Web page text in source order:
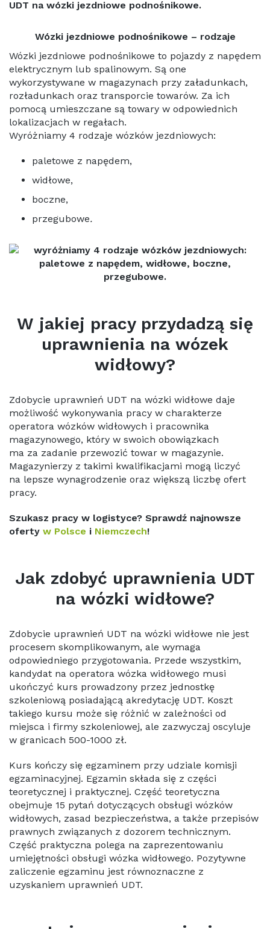
UDT na wózki jezdniowe podnośnikowe.
Wózki jezdniowe podnośnikowe – rodzaje
Wózki jezdniowe podnośnikowe to pojazdy z napędem
elektrycznym lub spalinowym. Są one
wykorzystywane w magazynach przy załadunkach,
rozładunkach oraz transporcie towarów. Za ich
pomocą umieszczane są towary w odpowiednich
lokalizacjach w regałach.
Wyróżniamy 4 rodzaje wózków jezdniowych:
paletowe z napędem,
widłowe,
boczne,
przegubowe.
W jakiej pracy przydadzą się
uprawnienia na wózek
widłowy?
Zdobycie uprawnień UDT na wózki widłowe daje
możliwość wykonywania pracy w charakterze
operatora wózków widłowych i pracownika
magazynowego, który w swoich obowiązkach
ma za zadanie przewozić towar w magazynie.
Magazynierzy z takimi kwalifikacjami mogą liczyć
na lepsze wynagrodzenie oraz większą liczbę ofert
pracy.
Szukasz pracy w logistyce? Sprawdź najnowsze
oferty w Polsce i Niemczech!
Jak zdobyć uprawnienia UDT
na wózki widłowe?
Zdobycie uprawnień UDT na wózki widłowe nie jest
procesem skomplikowanym, ale wymaga
odpowiedniego przygotowania. Przede wszystkim,
kandydat na operatora wózka widłowego musi
ukończyć kurs prowadzony przez jednostkę
szkoleniową posiadającą akredytację UDT. Koszt
takiego kursu może się różnić w zależności od
miejsca i firmy szkoleniowej, ale zazwyczaj oscyluje
w granicach 500-1000 zł.
Kurs kończy się egzaminem przy udziale komisji
egzaminacyjnej. Egzamin składa się z części
teoretycznej i praktycznej. Część teoretyczna
obejmuje 15 pytań dotyczących obsługi wózków
widłowych, zasad bezpieczeństwa, a także przepisów
prawnych związanych z dozorem technicznym.
Część praktyczna polega na zaprezentowaniu
umiejętności obsługi wózka widłowego. Pozytywne
zaliczenie egzaminu jest równoznaczne z
uzyskaniem uprawnień UDT.